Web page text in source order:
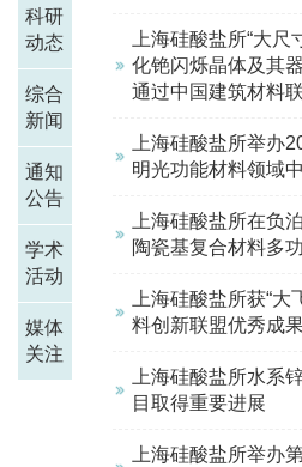
科研
动态
综合
新闻
通知
公告
学术
活动
媒体
关注
上海硅酸盐所“大尺
化铯闪烁晶体及其
通过中国建筑材料
上海硅酸盐所举办
明光功能材料领域
上海硅酸盐所在负
陶瓷基复合材料多
上海硅酸盐所获“大
料创新联盟优秀成
上海硅酸盐所水系
目取得重要进展
上海硅酸盐所举办